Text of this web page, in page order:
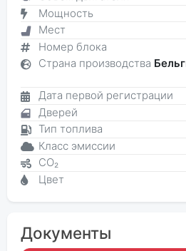
Мощность
Мест
Номер блока
Страна производства
Дата первой регистрации
Дверей
Тип топлива
Класс эмиссии
CO₂
Цвет
Документы